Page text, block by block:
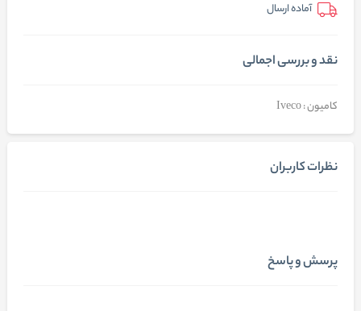
آماده ارسال
نقد و بررسی اجمالی
کامیون : Iveco
نظرات کاربران
پرسش و پاسخ